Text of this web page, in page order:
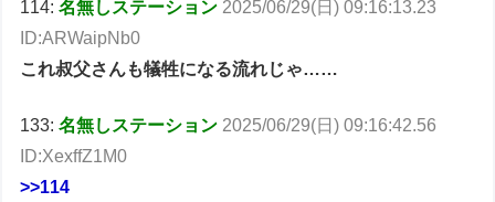
114:名無しステーション 2025/06/29(日) 09:16:13.23
ID:ARWaipNb0
これ叔父さんも犠牲になる流れじゃ……
133:名無しステーション 2025/06/29(日) 09:16:42.56
ID:XexffZ1M0
>>114